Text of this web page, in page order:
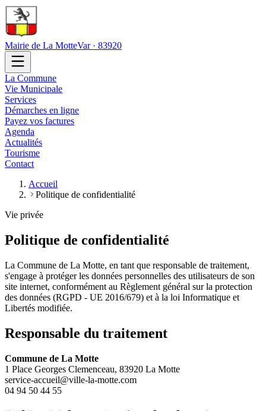
Mairie de La MotteVar · 83920
La Commune
Vie Municipale
Services
Démarches en ligne
Payez vos factures
Agenda
Actualités
Tourisme
Contact
Accueil
Politique de confidentialité
Vie privée
Politique de confidentialité
La Commune de La Motte, en tant que responsable de traitement,
s'engage à protéger les données personnelles des utilisateurs de son
site internet, conformément au Règlement général sur la protection
des données (RGPD - UE 2016/679) et à la loi Informatique et
Libertés modifiée.
Responsable du traitement
Commune de La Motte
1 Place Georges Clemenceau, 83920 La Motte
service-accueil@ville-la-motte.com
04 94 50 44 55